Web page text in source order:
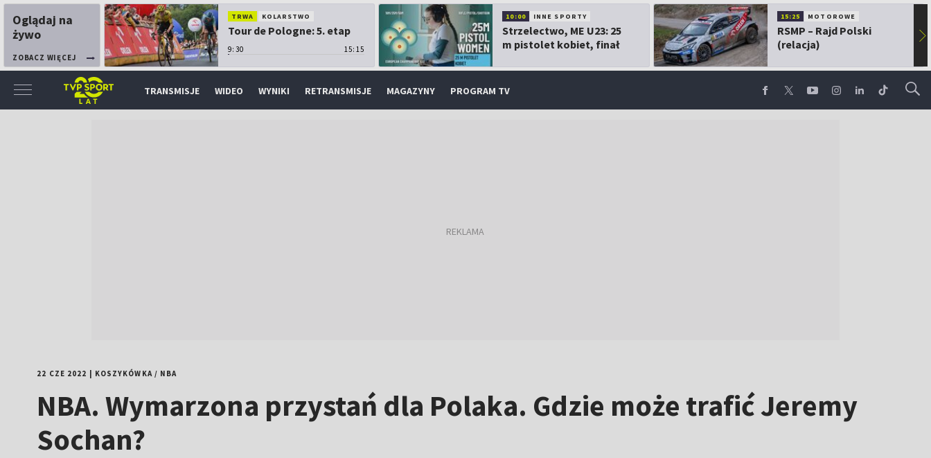
Oglądaj na
żywo
ZOBACZ WIĘCEJ
TRWA KOLARSTWO
Tour de Pologne: 5. etap
9:30 15:15
10:00 INNE SPORTY
Strzelectwo, ME U23: 25
m pistolet kobiet, finał
15:25 MOTOROWE
RSMP – Rajd Polski
(relacja)
▶
TRANSMISJE WIDEO WYNIKI RETRANSMISJE MAGAZYNY PROGRAM TV
22 CZE 2022 KOSZYKÓWKA/ NBA
NBA. Wymarzona przystań dla Polaka. Gdzie może trafić Jeremy
Sochan?